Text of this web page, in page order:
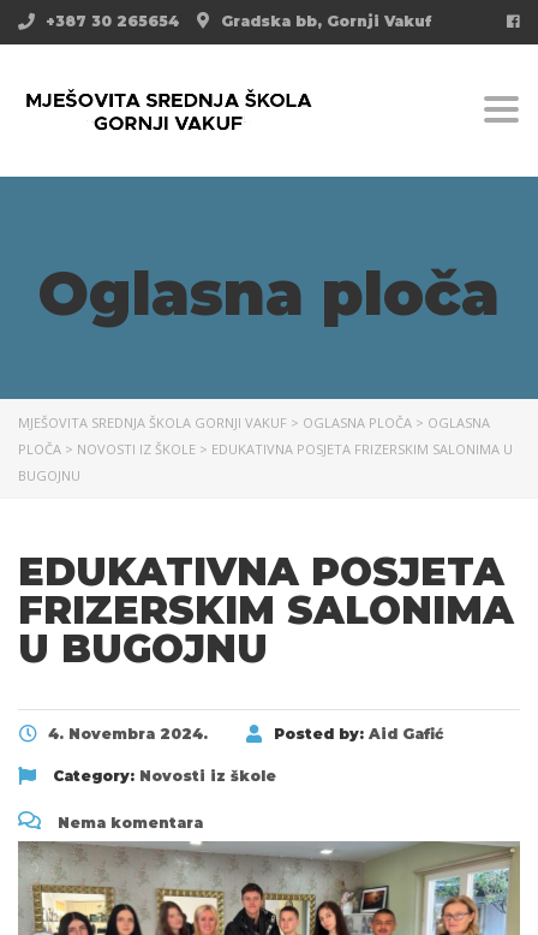
Gradska bb, Gornji Vakuf
+387 30 265654
Oglasna ploča
MJEŠOVITA SREDNJA ŠKOLA GORNJI VAKUF > OGLASNA PLOČA > OGLASNA
PLOČA > NOVOSTI IZ ŠKOLE > EDUKATIVNA POSJETA FRIZERSKIM SALONIMA U
BUGOJNU
EDUKATIVNA POSJETA
FRIZERSKIM SALONIMA
U BUGOJNU
4. Novembra 2024. Posted by: Aid Gafić
Category: Novosti iz škole
Nema komentara